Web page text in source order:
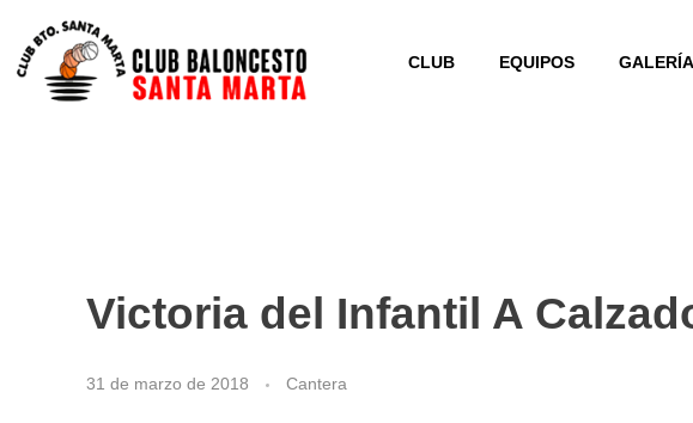
CLUB EQUIPOS GALERÍA
Victoria del Infantil A
31 de marzo de 2018 Cantera